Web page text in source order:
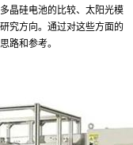
晶硅电池的比较、太阳光模
究方向。通过对这些方面的
路和参考。